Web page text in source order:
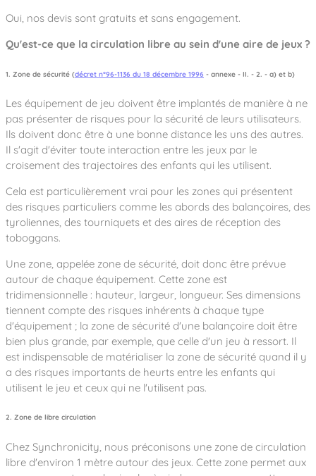
Oui, nos devis sont gratuits et sans engagement.
Qu'est-ce que la circulation libre au sein d'une aire de jeux ?
1. Zone de sécurité (décret n°96-1136 du 18 décembre 1996 - annexe - II. - 2. - a) et b)
Les équipement de jeu doivent être implantés de manière à ne
pas présenter de risques pour la sécurité de leurs utilisateurs.
Ils doivent donc être à une bonne distance les uns des autres.
Il s'agit d'éviter toute interaction entre les jeux par le
croisement des trajectoires des enfants qui les utilisent.
Cela est particulièrement vrai pour les zones qui présentent
des risques particuliers comme les abords des balançoires, des
tyroliennes, des tourniquets et des aires de réception des
toboggans.
Une zone, appelée zone de sécurité, doit donc être prévue
autour de chaque équipement. Cette zone est
tridimensionnelle : hauteur, largeur, longueur. Ses dimensions
tiennent compte des risques inhérents à chaque type
d'équipement ; la zone de sécurité d'une balançoire doit être
bien plus grande, par exemple, que celle d'un jeu à ressort. Il
est indispensable de matérialiser la zone de sécurité quand il y
a des risques importants de heurts entre les enfants qui
utilisent le jeu et ceux qui ne l'utilisent pas.
2. Zone de libre circulation
Chez Synchronicity, nous préconisons une zone de circulation
libre d'environ 1 mètre autour des jeux. Cette zone permet aux